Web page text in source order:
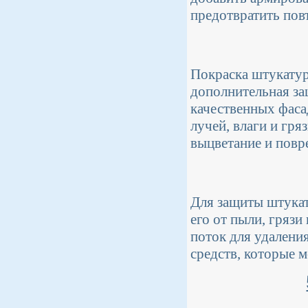
предотвратить
Покраска
дополнительная
качественных
лучей, влаги и
выцветание и
Для защиты
его от пыли,
поток для
средств, которые